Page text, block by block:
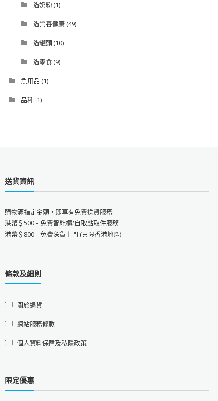
貓奶粉(1)
貓營養健康(49)
貓罐頭(10)
貓零食(9)
魚用品 (1)
品種(1)
送貨資訊
購物滿指定金額，即享有免費送貨服務:
港幣＄500 – 免費智能櫃/自取點取件服務
港幣＄800 – 免費送貨上門 (只限香港地區)
條款及細則
關於退貨
網站服務條款
個人資料保障及私隱政策
限定優惠